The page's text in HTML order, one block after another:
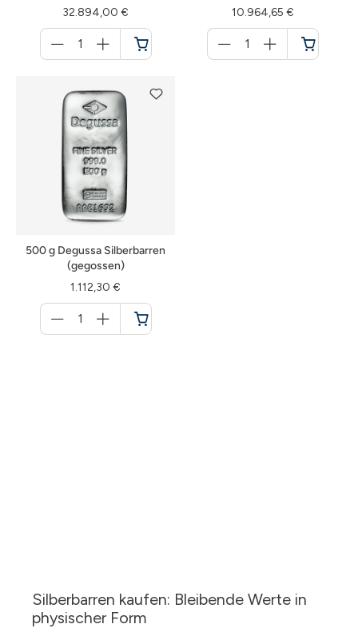
32.894,00 €
für
Warenkorb
10.964,65 €
für
Warenkorb
500 g Degussa Silberbarren
(gegossen)
1.112,30 €
für
Warenkorb
Silberbarren kaufen: Bleibende Werte in
physischer Form